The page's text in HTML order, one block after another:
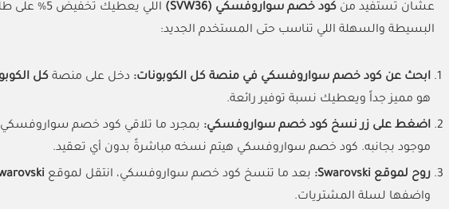
عشان تستفيد من كود خصم سواروفسكي (SVW36)
البسيطة والسهلة اللي تناسب حتى المستخدم الجديد:
ابحث عن كود خصم سواروفسكي في منصة كل الكوبونات: دخل على منصة كل
هو مميز جداً ويعطيك نسبة توفير رائعة.
اضغط على زر نسخ كود خصم سواروفسكي: بمجرد ما تلاقي كود خصم
موجود بجانبه. كود خصم سواروفسكي هيتم نسخه مباشرةً بدون أي تعقيد.
روح لموقع Swarovski: بعد ما تنسخ كود خصم سواروفسكي، انتقل لموقع
واضفها لسلة المشتريات.